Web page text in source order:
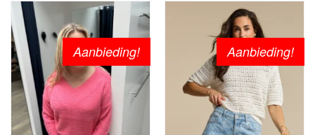
Aanbieding! Aanbieding!